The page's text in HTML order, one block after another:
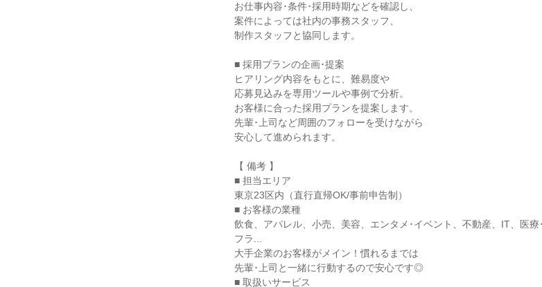
お仕事内容･条件･採用時期などを確認し、
案件によっては社内の事務スタッフ、
制作スタッフと協同します。
■ 採用プランの企画･提案
ヒアリング内容をもとに、難易度や
応募見込みを専用ツールや事例で分析。
お客様に合った採用プランを提案します。
先輩･上司など周囲のフォローを受けながら
安心して進められます。
【 備考 】
■ 担当エリア
東京23区内（直行直帰OK/事前申告制）
■ お客様の業種
飲食、アパレル、小売、美容、エンタメ･イベント、不動産、IT、医
フラ...
大手企業のお客様がメイン！慣れるまでは
先輩･上司と一緒に行動するので安心です◎
■ 取扱いサービス